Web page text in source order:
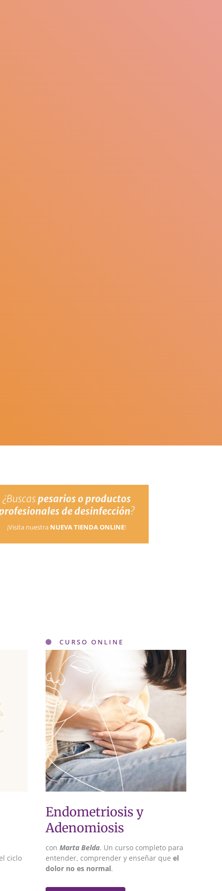
¿Buscaspesarios o productos
de desinfección?
¡Visita nuestra NUEVA TIENDA ONLINE!
ciclo
CURSO ONLINE
Endometriosis y
Adenomiosis
con Marta Belda. Un curso completo para
entender, comprender y enseñar que el
dolor no es normal.